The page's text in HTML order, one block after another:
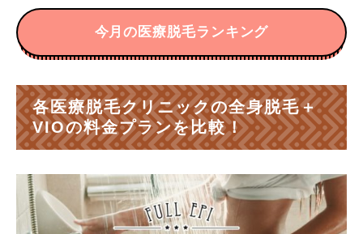
今月の医療脱毛ランキング
各医療脱毛クリニックの全身脱毛＋
VIOの料金プランを比較！